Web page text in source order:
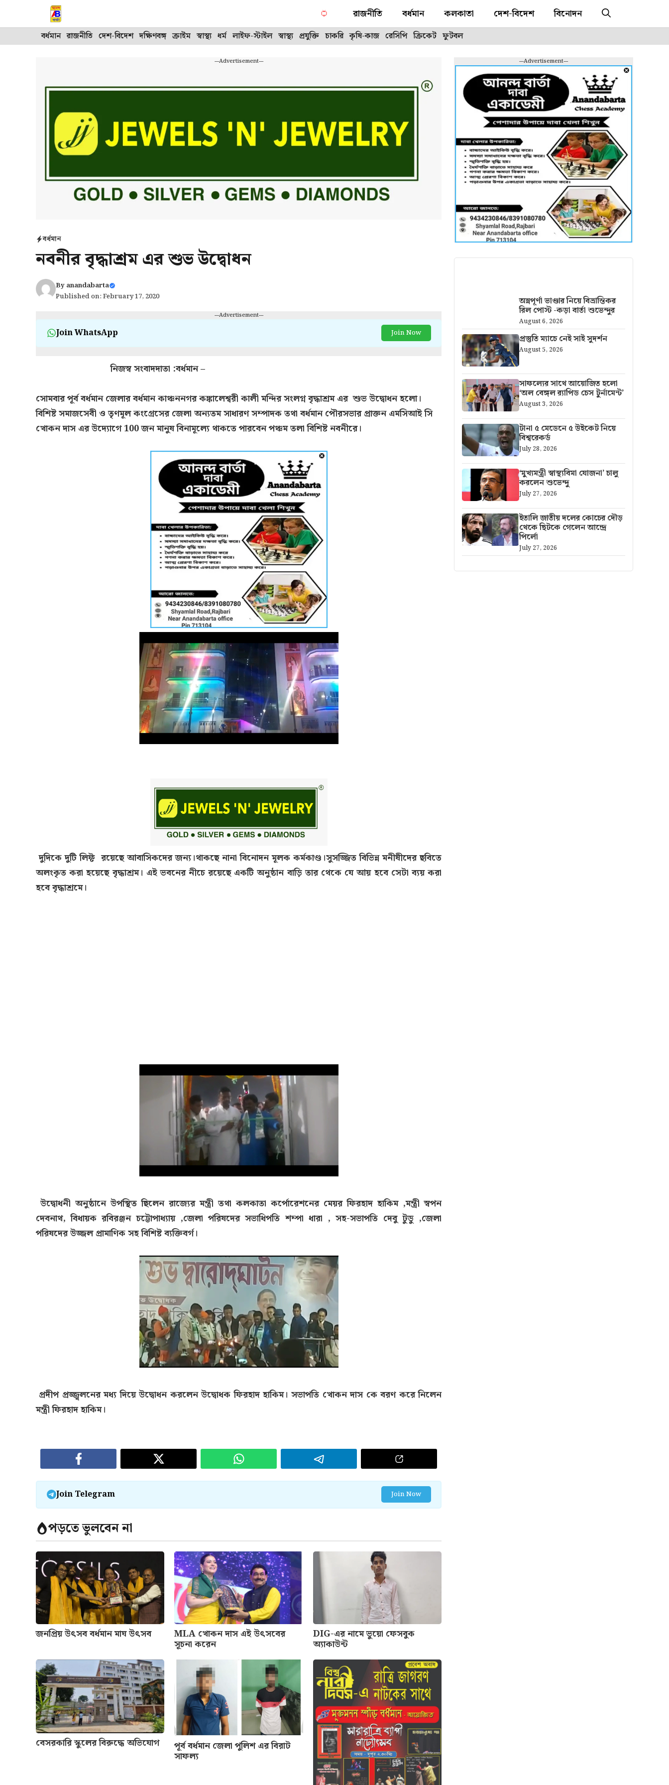
রাজনীতি বর্ধমান কলকাতা দেশ-বিদেশ বিনোদন
বর্ধমান রাজনীতি দেশ-বিদেশ দক্ষিণবঙ্গ ক্রাইম স্বাস্থ্য ধর্ম লাইফ-স্টাইল স্বাস্থ্য প্রযুক্তি চাকরি কৃষি-কাজ রেসিপি ক্রিকেট ফুটবল
---Advertisement---
বর্ধমান
নবনীর বৃদ্ধাশ্রম এর শুভ উদ্বোধন
Byanandabarta
Published on: February 17, 2020
---Advertisement---
Join WhatsApp Join Now
নিজস্ব সংবাদদাতা :বর্ধমান –
সোমবার পূর্ব বর্ধমান জেলার বর্ধমান কাঞ্চননগর কঙ্কালেশ্বরী কালী মন্দির সংলগ্ন বৃদ্ধাশ্রম এর শুভ উদ্বোধন হলো।
বিশিষ্ট সমাজসেবী ও তৃণমূল কংগ্রেসের জেলা অন্যতম সাধারণ সম্পাদক তথা বর্ধমান পৌরসভার প্রাক্তন এমসিআই সি
খোকন দাস এর উদ্যোগে 100 জন মানুষ বিনামূল্যে থাকতে পারবেন পঞ্চম তলা বিশিষ্ট নবনীরে।
দুদিকে দুটি লিফ্ট রয়েছে আবাসিকদের জন্য।থাকছে নানা বিনোদন মূলক কর্মকাণ্ড।সুসজ্জিত বিভিন্ন মনীষীদের ছবিতে
অলংকৃত করা হয়েছে বৃদ্ধাশ্রম। এই ভবনের নীচে রয়েছে একটি অনুষ্ঠান বাড়ি তার থেকে যে আয় হবে সেটা ব্যয় করা
হবে বৃদ্ধাশ্রমে।
উদ্বোধনী অনুষ্ঠানে উপস্থিত ছিলেন রাজ্যের মন্ত্রী তথা কলকাতা কর্পোরেশনের মেয়র ফিরহাদ হাকিম ,মন্ত্রী স্বপন
দেবনাথ, বিধায়ক রবিরঞ্জন চট্টোপাধ্যায় ,জেলা পরিষদের সভাধিপতি শম্পা ধারা , সহ-সভাপতি দেবু টুডু ,জেলা
পরিষদের উজ্জল প্রামাণিক সহ বিশিষ্ট ব্যক্তিবর্গ।
প্রদীপ প্রজ্জ্বলনের মধ্য দিয়ে উদ্বোধন করলেন উদ্বোধক ফিরহাদ হাকিম। সভাপতি খোকন দাস কে বরণ করে নিলেন
মন্ত্রী ফিরহাদ হাকিম।
Join Telegram Join Now
পড়তে ভুলবেন না
জনপ্রিয় উৎসব বর্ধমান মাঘ উৎসব MLA খোকন দাস এই উৎসবের
সূচনা করেন
DIG-এর নামে ভুয়ো ফেসবুক
অ্যাকাউন্ট
বেসরকারি স্কুলের বিরুদ্ধে অভিযোগ পূর্ব বর্ধমান জেলা পুলিশ এর বিরাট
সাফল্য
---Advertisement---
অন্নপূর্ণা ভাণ্ডার নিয়ে বিভ্রান্তিকর
রিল পোস্ট -কড়া বার্তা শুভেন্দুর
August 6, 2026
প্রস্তুতি ম্যাচে নেই সাই সুদর্শন
August 5, 2026
সাফল্যের সাথে আয়োজিত হলো
‘অল বেঙ্গল র‍্যাপিড চেস টুর্নামেন্ট’
August 3, 2026
টানা ৫ মেডেনে ৫ উইকেট নিয়ে
বিশ্বরেকর্ড
July 28, 2026
‘মুখ্যমন্ত্রী স্বাস্থ্যবিমা যোজনা’ চালু
করলেন শুভেন্দু
July 27, 2026
ইতালি জাতীয় দলের কোচের দৌড়
থেকে ছিটকে গেলেন আন্দ্রে
পির্লো
July 27, 2026